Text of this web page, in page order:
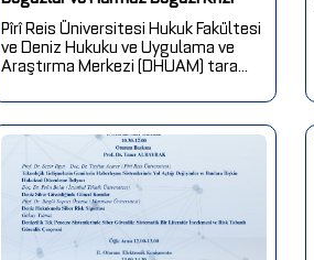
Pîrî Reis Üniversitesi Hukuk Fakültesi
ve Deniz Hukuku ve Uygulama ve
Araştırma Merkezi (DHUAM) tara...